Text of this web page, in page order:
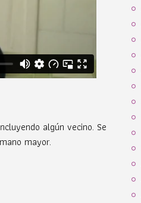
algún vecino. Se
mayor.